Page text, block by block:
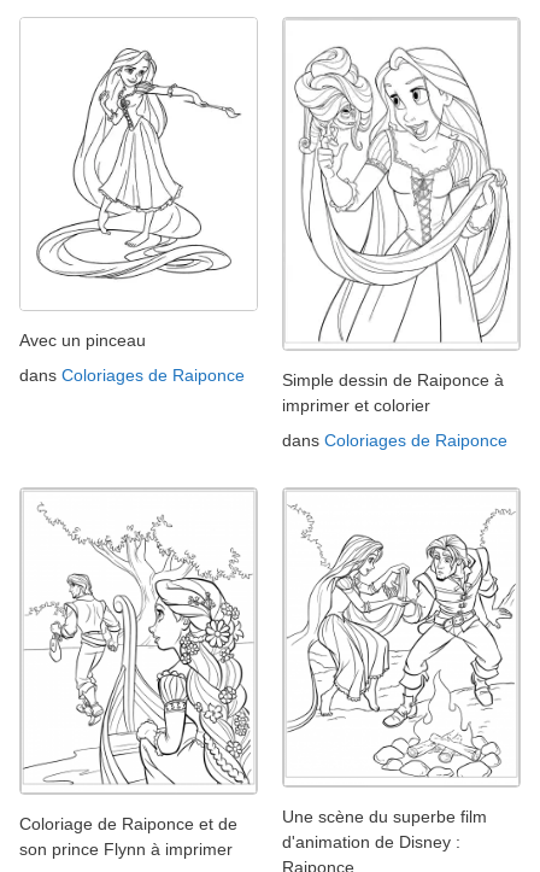
Avec un pinceau
dans Coloriages de Raiponce
Simple dessin de Raiponce à
imprimer et colorier
dans Coloriages de Raiponce
Coloriage de Raiponce et de
son prince Flynn à imprimer
Une scène du superbe film
d'animation de Disney :
Raiponce